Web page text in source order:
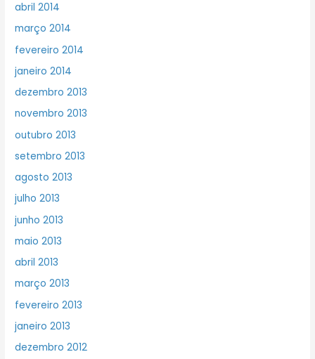
abril 2014
março 2014
fevereiro 2014
janeiro 2014
dezembro 2013
novembro 2013
outubro 2013
setembro 2013
agosto 2013
julho 2013
junho 2013
maio 2013
abril 2013
março 2013
fevereiro 2013
janeiro 2013
dezembro 2012